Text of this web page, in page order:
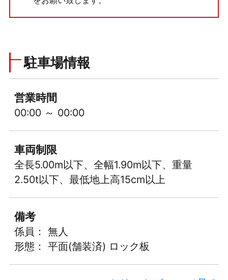
駐車場情報
営業時間
00:00 ～ 00:00
車両制限
全長5.00m以下、全幅1.90m以下、重量
2.50t以下、最低地上高15cm以上
備考
係員： 無人
形態： 平面(舗装済) ロック板